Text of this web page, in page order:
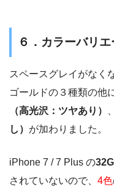
６．カラーバリ
スペースグレイがなく
ゴールドの３種類の他
（高光沢：ツヤあり）
し） が加わりました。
iPhone 7 / 7 Plus の
されていないので、 4色